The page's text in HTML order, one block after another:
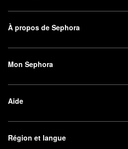
À propos de Sephora
Mon Sephora
Aide
Région et langue